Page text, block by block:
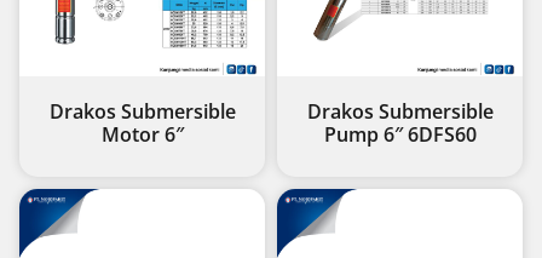
Drakos Submersible
Motor 6″
Drakos Submersible
Pump 6″ 6DFS60